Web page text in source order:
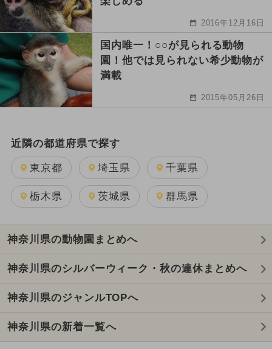
2016年12月16日
国内唯一！○○が見られる動物
園！他では見られない希少動物が
満載
2015年05月26日
近隣の都道府県で探す
東京都 埼玉県 千葉県
栃木県 茨城県 群馬県
神奈川県の動物園まとめへ
神奈川県のシルバーウィーク・秋の連休まとめへ
神奈川県のジャンルTOPへ
神奈川県の新着一覧へ